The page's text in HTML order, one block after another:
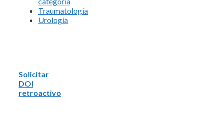
Traumatología
Urología
Solicitar
DOI
retroactivo